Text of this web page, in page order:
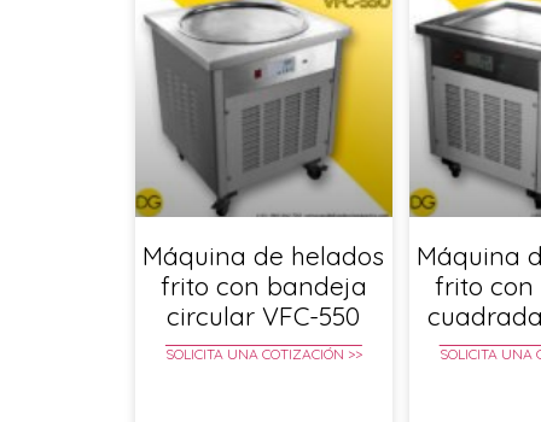
Máquina de helados
frito con bandeja
circular VFC-550
SOLICITA UNA COTIZACIÓN >>
Máquina
frito
SOLICITA UNA